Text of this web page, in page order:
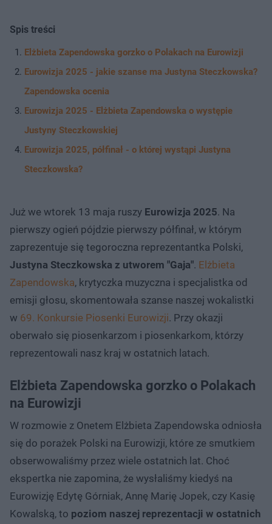
Spis treści
Elżbieta Zapendowska gorzko o Polakach na Eurowizji
Eurowizja 2025 - jakie szanse ma Justyna Steczkowska?
Zapendowska ocenia
Eurowizja 2025 - Elżbieta Zapendowska o występie
Justyny Steczkowskiej
Eurowizja 2025, półfinał - o której wystąpi Justyna
Steczkowska?
Już we wtorek 13 maja ruszy Eurowizja 2025. Na
pierwszy ogień pójdzie pierwszy półfinał, w którym
zaprezentuje się tegoroczna reprezentantka Polski,
Justyna Steczkowska z utworem "Gaja". Elżbieta
Zapendowska, krytyczka muzyczna i specjalistka od
emisji głosu, skomentowała szanse naszej wokalistki
w 69. Konkursie Piosenki Eurowizji. Przy okazji
oberwało się piosenkarzom i piosenkarkom, którzy
reprezentowali nasz kraj w ostatnich latach.
Elżbieta Zapendowska gorzko o Polakach
na Eurowizji
W rozmowie z Onetem Elżbieta Zapendowska odniosła
się do porażek Polski na Eurowizji, które ze smutkiem
obserwowaliśmy przez wiele ostatnich lat. Choć
ekspertka nie zapomina, że wysłaliśmy kiedyś na
Eurowizję Edytę Górniak, Annę Marię Jopek, czy Kasię
Kowalską, to poziom naszej reprezentacji w ostatnich